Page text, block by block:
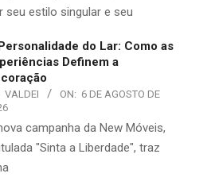
seu estilo singular e seu
do Lar: Como as
Definem a
VALDEI ON: 6 DE AGOSTO DE
campanha da New Móveis,
"Sinta a Liberdade", traz